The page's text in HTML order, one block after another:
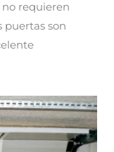
requieren
puertas son